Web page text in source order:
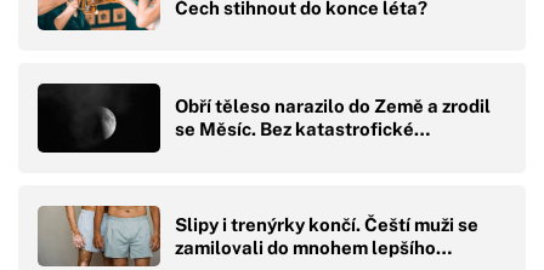
Čech stihnout do konce léta?
Obří těleso narazilo do Země a zrodil
se Měsíc. Bez katastrofické…
Slipy i trenýrky končí. Čeští muži se
zamilovali do mnohem lepšího…